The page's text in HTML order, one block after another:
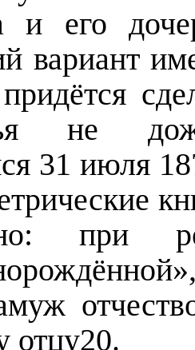
и его
вариант
не
31 июля
при
отцу20.